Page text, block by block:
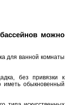
можно
для ванной комнаты
без привязки к
иметь обыкновенный